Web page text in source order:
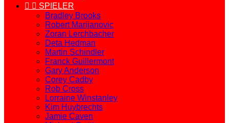
  SPIELER
Bradley Brooks
Robert Marijanovic
Zoran Lerchbacher
Deta Hedman
Martin Schindler
Franck Guillermont
Gary Anderson
Corey Cadby
Rob Cross
Lorraine Winstanley
Kim Huybrechts
Jamie Caven